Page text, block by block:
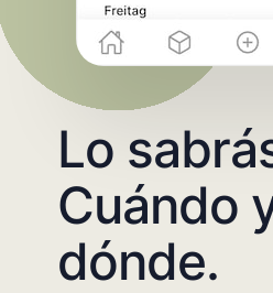
Lo
Cuándo
dónde.